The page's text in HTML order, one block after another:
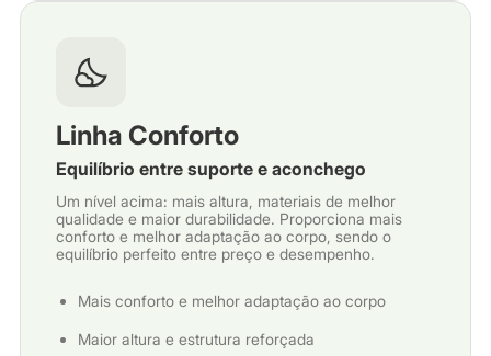
Linha Conforto
Equilíbrio entre suporte e aconchego
Um nível acima: mais altura, materiais de melhor
qualidade e maior durabilidade. Proporciona mais
conforto e melhor adaptação ao corpo, sendo o
equilíbrio perfeito entre preço e desempenho.
Mais conforto e melhor adaptação ao corpo
Maior altura e estrutura reforçada